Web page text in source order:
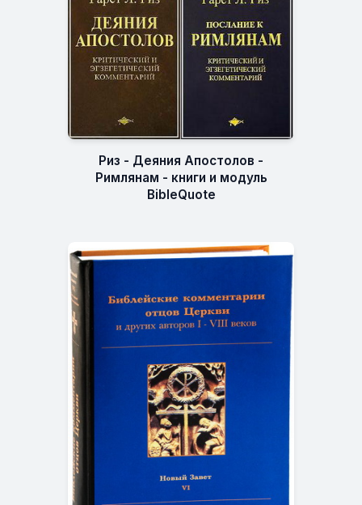
Риз - Деяния Апостолов -
Римлянам - книги и модуль
BibleQuote